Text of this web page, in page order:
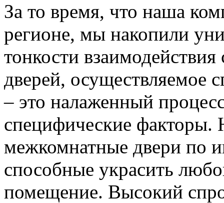
За то время, что наша
регионе, мы накопили
тонкости
дверей, осуществляемое
– это налаженный
специфические
межкомнатные двери по
способные украсить
помещение. Высокий